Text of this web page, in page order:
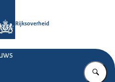
Rijksoverheid